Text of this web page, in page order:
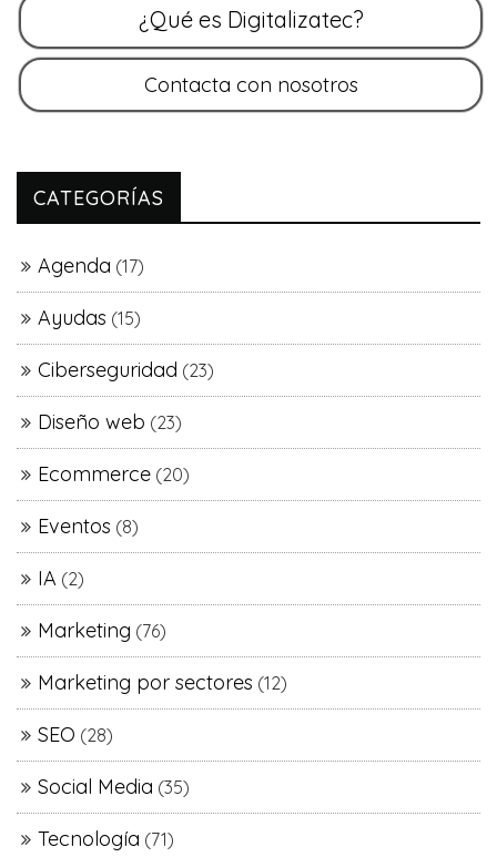
CATEGORÍAS
Agenda (17)
Ayudas (15)
Ciberseguridad (23)
Diseño web (23)
Ecommerce (20)
Eventos (8)
IA (2)
Marketing (76)
Marketing por sectores (12)
SEO (28)
Social Media (35)
Tecnología (71)